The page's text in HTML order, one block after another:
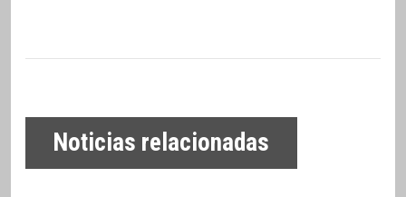
Noticias relacionadas